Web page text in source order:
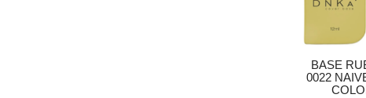
BASE
0022